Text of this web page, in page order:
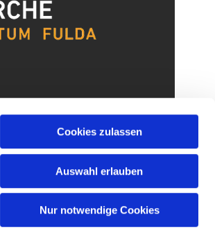
Cookies zulassen
Auswahl erlauben
Nur notwendige Cookies